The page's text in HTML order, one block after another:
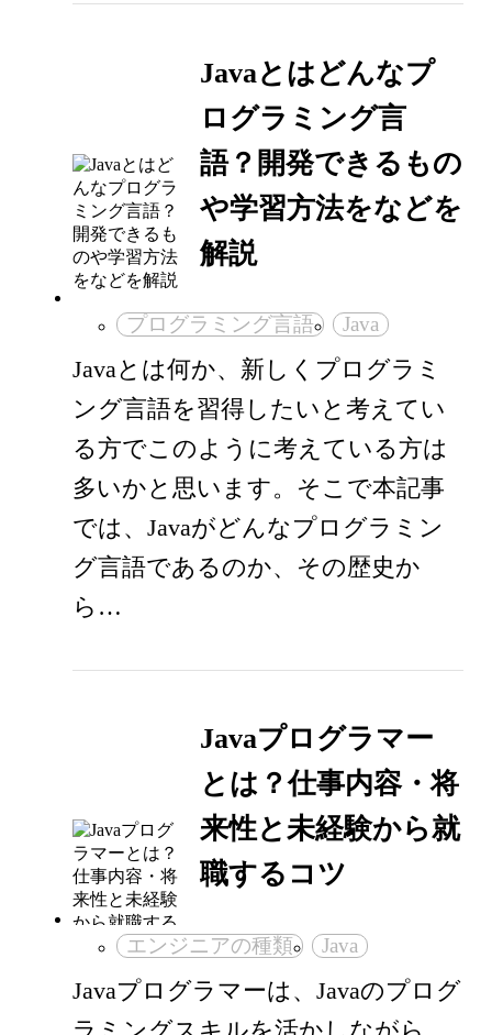
Javaとはどんなプ
ログラミング言
語？開発できるもの
や学習方法をなどを
解説
プログラミング言語 Java
Javaとは何か、新しくプログラミ
ング言語を習得したいと考えてい
る方でこのように考えている方は
多いかと思います。そこで本記事
では、Javaがどんなプログラミン
グ言語であるのか、その歴史か
ら…
Javaプログラマー
とは？仕事内容・将
来性と未経験から就
職するコツ
エンジニアの種類 Java
Javaプログラマーは、Javaのプログ